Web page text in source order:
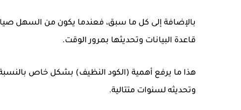
بالإضافة إلى كل ما سبق، فعندما يكون من السهل
قاعدة البيانات وتحديثها بمرور الوقت.
هذا ما يرفع أهمية (الكود النظيف) بشكل خاص
وتحديثه لسنوات متتالية.